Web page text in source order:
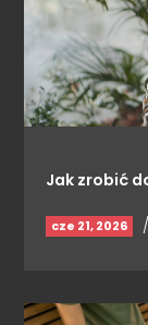
Jak zrobić
cze 21, 2026 /